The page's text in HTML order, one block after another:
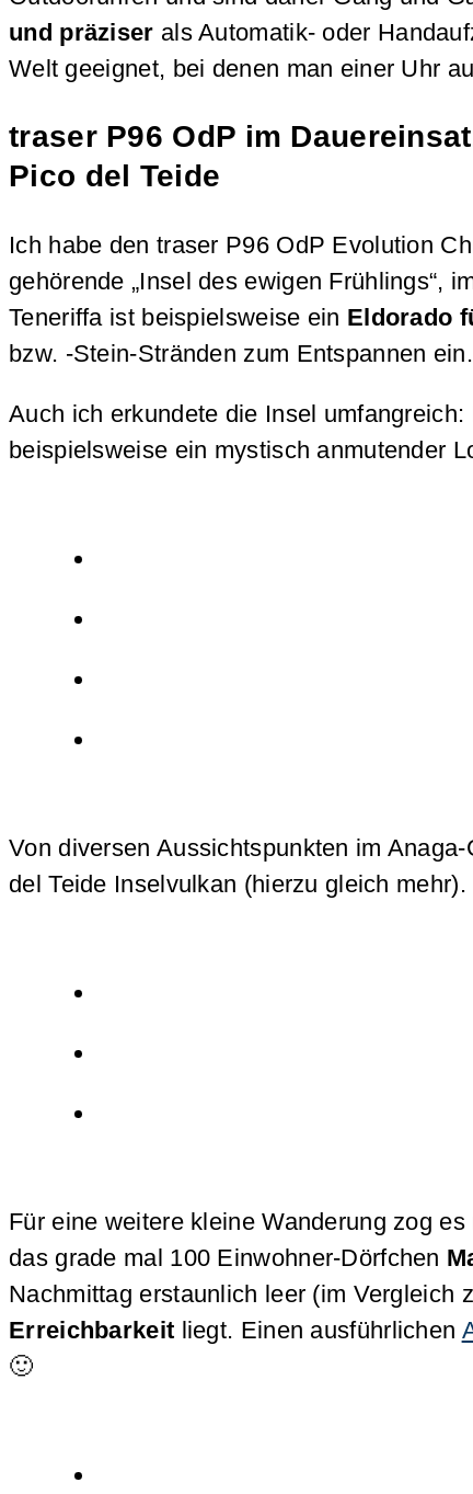
und präziser als Automatik- oder
Welt geeignet, bei denen man einer Uhr
traser P96 OdP im
Pico del Teide
Ich habe den traser P96 OdP Evolution
gehörende „Insel des ewigen Frühlings“,
Teneriffa ist beispielsweise ein Eldorado
bzw. -Stein-Stränden zum Entspannen ein.
Auch ich erkundete die Insel
beispielsweise ein mystisch anmutender
Von diversen Aussichtspunkten im
del Teide Inselvulkan (hierzu gleich mehr).
Für eine weitere kleine Wanderung zog
das grade mal 100 Einwohner-Dörfchen
Nachmittag erstaunlich leer (im Vergleich
Erreichbarkeit liegt. Einen ausführlichen
🙂